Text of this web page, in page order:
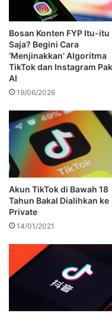
Bosan Konten FYP Itu-itu
Saja? Begini Cara
‘Menjinakkan’ Algoritma
TikTok dan Instagram
AI
19/06/2026
Akun TikTok di Bawah 18
Tahun Bakal Dialihkan ke
Private
14/01/2021